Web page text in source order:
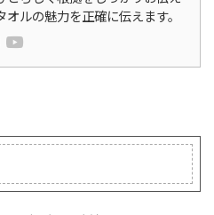
オルの魅力を正確に伝えます。